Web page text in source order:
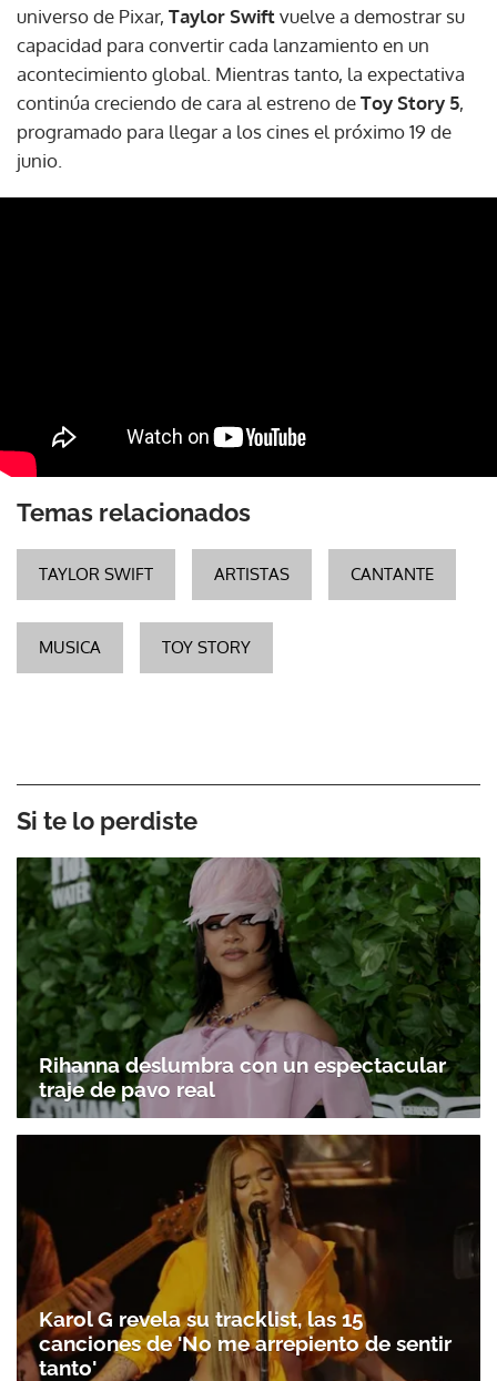
universo de Pixar, Taylor Swiftvuelve a demostrar su
capacidad para convertir cada lanzamiento en un
acontecimiento global. Mientras tanto, la expectativa
continúa creciendo de cara al estreno deToy Story 5,
programado para llegar a los cines el próximo 19 de
junio.
Temas relacionados
TAYLOR SWIFT ARTISTAS CANTANTE
MUSICA TOY STORY
Si te lo perdiste
Rihanna deslumbra con un espectacular
traje de pavo real
Karol G revela su tracklist, las 15
canciones de 'No me arrepiento de sentir
tanto'